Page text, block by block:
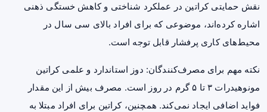
نقش حمایتی کراتین در عملکرد شناختی و کاهش خستگی ذهنی
اشاره کرده‌اند، موضوعی که برای افراد بالای سی سال در
محیط‌های کاری پرفشار قابل توجه است.
نکته مهم برای مصرف‌کنندگان: دوز استاندارد و علمی کراتین
مونوهیدرات ۳ تا ۵ گرم در روز است. مصرف بیش از این مقدار
فواید اضافی ایجاد نمی‌کند. همچنین، کراتین برای افراد مبتلا به